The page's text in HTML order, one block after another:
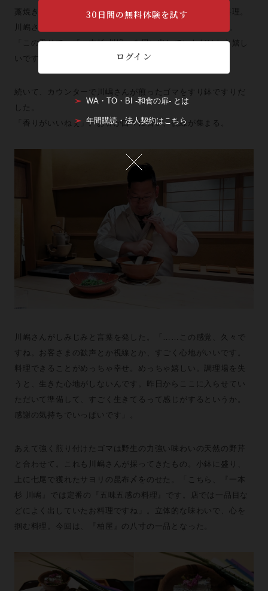
藁焼きは『一本杉 川嶋』の夜コースで必ず組み込まれる料理。
川嶋さんが仲間たちと育てた自然栽培無農薬のお米の藁だ。
「この香りで、『一本杉 川嶋』を思い出していただけたら嬉し
いです」。
続いて、カウンターで川嶋さんが煎ったゴマをすり鉢ですりだ
した。
「香りがいいねぇ」。お客が口々に言い、視線が集まる。
川嶋さんがしみじみと言葉を発した。「……この感覚、久々で
すね。お客さまの歓声とか視線とか、すごく心地がいいです。
料理できることがめっちゃ幸せ。めっちゃ嬉しい。調理場を失
うと、生きた心地がしないんです。昨日からここに入らせてい
ただいて準備して、すごく生きてるって感じがするというか。
感謝の気持ちでいっぱいです」。
あえて強く煎り付けたゴマは野生の力強い味わいの天然の野芹
と合わせて。これも川嶋さんが採ってきたもの。小鉢に盛り、
上に七尾で獲れたサヨリの昆布〆をのせた。「こちら、『一本
杉 川嶋』では定番の『五味五感の料理』です。店では一品目な
どによく出していたお料理ですね」。立体的な味わいで、心を
掴む料理。今回は、『柏屋』の八寸の一品となった。
30日間の無料体験を試す
ログイン
WA・TO・BI -和食の扉- とは
年間購読・法人契約はこちら